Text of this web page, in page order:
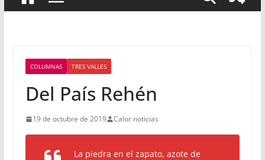
COLUMNAS TRES VALLES
Del País Rehén
19 de octubre de 2019 Calor noticias
La piedra en el zapato, azote de